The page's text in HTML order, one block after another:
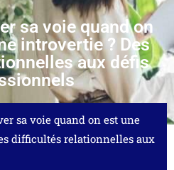
sa voie quand on
introvertie ? Des
aux défis
sa voie quand on est une
difficultés relationnelles aux